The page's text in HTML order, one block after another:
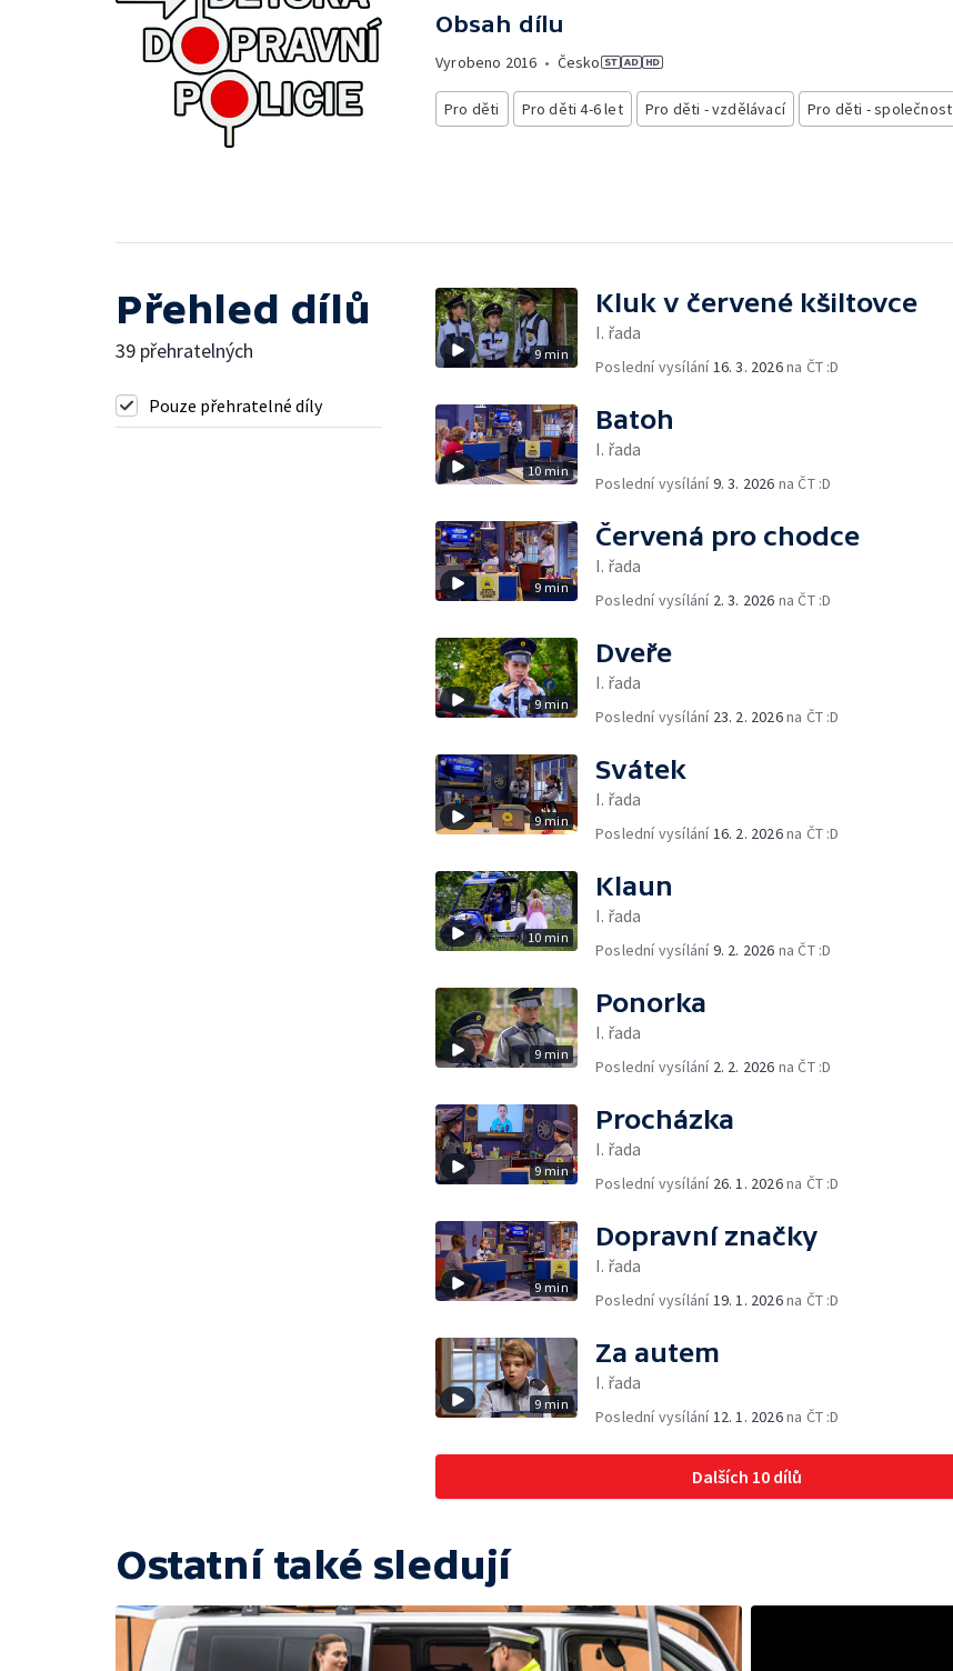
Obsah dílu
Vyrobeno 2016 • Česko
Pro děti Pro děti 4-6 let Pro děti - vzdělávací Pro děti - společnost
Přehled dílů
39 přehratelných
Pouze přehratelné díly
9 min
Kluk v červené kšiltovce
I. řada
Poslední vysílání 16. 3. 2026na ČT :D
10 min
Batoh
I. řada
Poslední vysílání9. 3. 2026 na ČT :D
9 min
Červená pro chodce
I. řada
Poslední vysílání 2. 3. 2026 na ČT :D
9 min
Dveře
I. řada
Poslední vysílání 23. 2. 2026na ČT :D
9 min
Svátek
I. řada
Poslední vysílání 16. 2. 2026na ČT :D
10 min
Klaun
I. řada
Poslední vysílání9. 2. 2026 na ČT :D
9 min
Ponorka
I. řada
Poslední vysílání 2. 2. 2026 na ČT :D
9 min
Procházka
I. řada
Poslední vysílání 26. 1. 2026na ČT :D
9 min
Dopravní značky
I. řada
Poslední vysílání 19. 1. 2026na ČT :D
9 min
Za autem
I. řada
Poslední vysílání 12. 1. 2026na ČT :D
Dalších 10 dílů
Ostatní také sledují